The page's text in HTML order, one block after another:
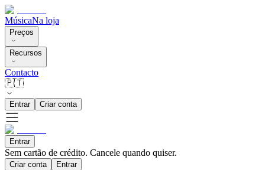
MúsicaNa loja
Preços
Recursos
Contacto
🇵🇹
Entrar Criar conta
Entrar
Sem cartão de crédito. Cancele quando quiser.
Criar conta Entrar